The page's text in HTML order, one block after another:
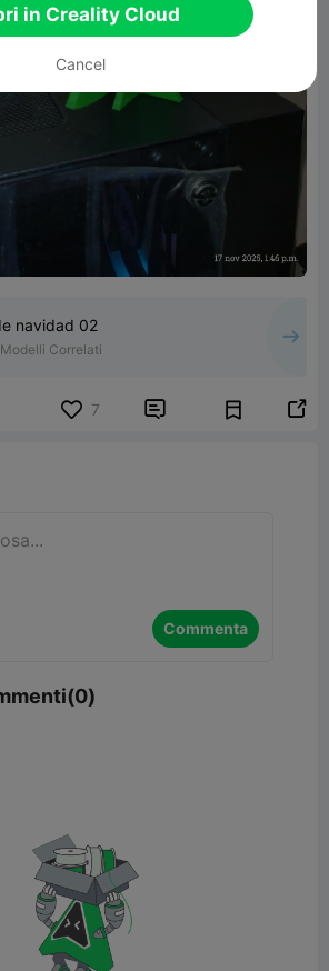
navidad 02
Modelli Correlati
7  
Commenta
in Creality Cloud
Cancel